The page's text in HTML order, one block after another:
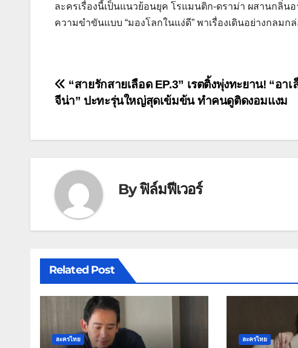
ละครเรื่องนี้เป็นแนวย้อนยุค โรแมนติก-ดราม่า ผสานกลิ่
ความขำขันแบบ “มองโลกในแง่ดี” พาเรื่องเดินอย่างกลม
แนะแนว
“สายรักสายเลือด EP.3” เรตติ้งพุ่งทะยาน! “อาเ
จีน่า” ปะทะรุ่นใหญ่สุดเข้มข้น ทำคนดูติดงอมแงม
Byฟิล์มฟีเวอร์
Related Post
ละครไทย ละครไทย